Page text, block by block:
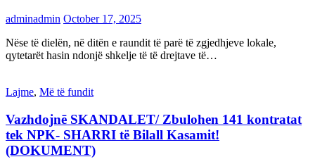
adminadmin October 17, 2025
Nëse të dielën, në ditën e raundit të parë të zgjedhjeve lokale,
qytetarët hasin ndonjë shkelje të të drejtave të…
Lajme, Më të fundit
Vazhdojnē SKANDALET/ Zbulohen 141 kontratat
tek NPK- SHARRI të Bilall Kasamit!
(DOKUMENT)